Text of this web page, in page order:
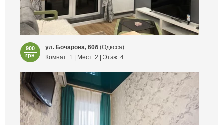
900
грн
ул. Бочарова, 60б(Одесса)
Комнат: 1 | Мест: 2 | Этаж: 4